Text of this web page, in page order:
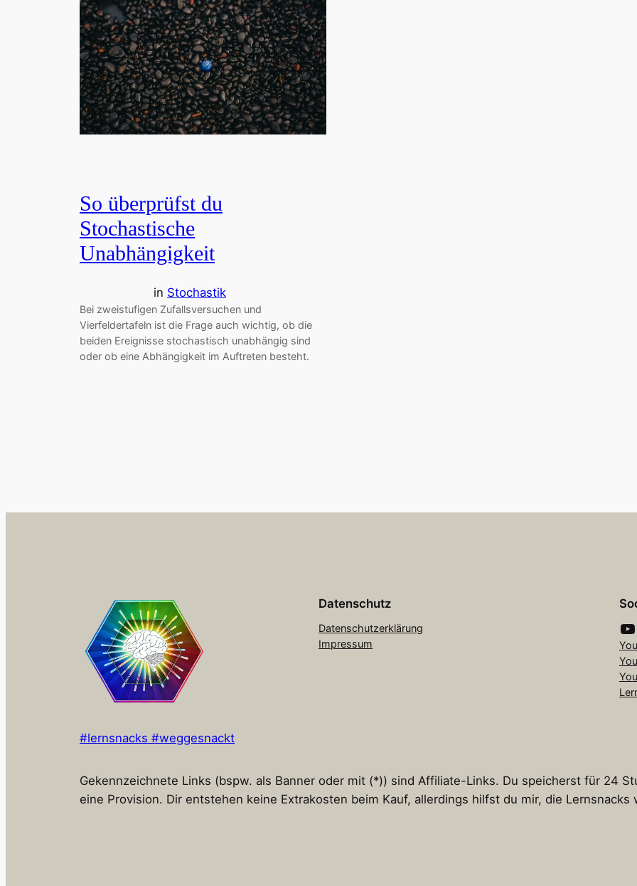
So überprüfst du
Stochastische
Unabhängigkeit
in Stochastik
Bei zweistufigen Zufallsversuchen und
Vierfeldertafeln ist die Frage auch wichtig, ob die
beiden Ereignisse stochastisch unabhängig sind
oder ob eine Abhängigkeit im Auftreten besteht.
#lernsnacks #weggesnackt
Datenschutz
Datenschutzerklärung
Impressum
YouTube
Gekennzeichnete Links (bspw. als Banner oder mit (*)) sind Affiliate-Links. Du speicherst für 24
eine Provision. Dir entstehen keine Extrakosten beim Kauf, allerdings hilfst du mir, die Lernsnacks